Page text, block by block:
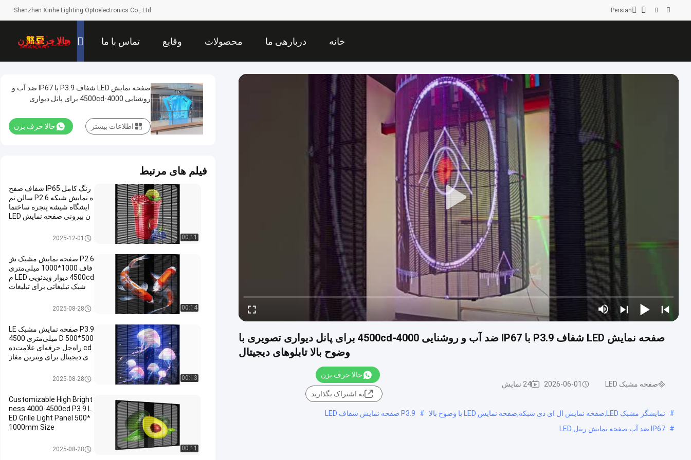
Shenzhen Xinhe Lighting Optoelectronics Co., Ltd. Persian
خانه دربارهی ما محصولات وقایع تماس با ما حالا حرف بزن
صفحه نمایش LED شفاف P3.9 با IP67 ضد آب و روشنایی 4000-4500cd برای پانل دیواری تصویری با
وضوح بالا تابلوهای دیجیتال
صفحه مشبک LED 2026-06-01 24 نمایش
حالا حرف بزن
به اشتراک بگذارید
# نمایشگر مشبک LED,صفحه نمایش ال ای دی شبکه,صفحه نمایش LED با وضوح بالا #
P3.9 صفحه نمایش شفاف LED
# IP67 ضد آب صفحه نمایش ریتل LED
صفحه نمایش LED شفاف P3.9 با IP67 ضد آب و
روشنایی 4000-4500cd برای پانل دیواری
حالا حرف بزن اطلاعات بیشتر
فیلم های مرتبط
00:11
رنگ کامل IP65 شفاف صفح
ه نمایش شبکه P2.6 سالن نم
ایشگاه شیشه پنجره ساختما
ن بیرونی صفحه نمایش LED
صفحه مشبک LED2025-12-01
00:14
P2.6 صفحه نمایش مشبک ش
فاف 1000*1000 میلی‌متری
4500cd دیوار ویدئویی LED م
شبک تبلیغاتی برای تبلیغات
صفحه مشبک LED2025-08-28
00:13
P3.9 صفحه نمایش مشبک LE
D 500*500 میلی‌متری 4500
cd راه‌حل حرفه‌ای علامت‌ده
ی دیجیتال برای ویترین مغاز
صفحه مشبک LED2025-08-28
00:11
Customizable High Bright
ness 4000-4500cd P3.9 L
ED Grille Light Panel 500*
1000mm Size
صفحه مشبک LED2025-08-28